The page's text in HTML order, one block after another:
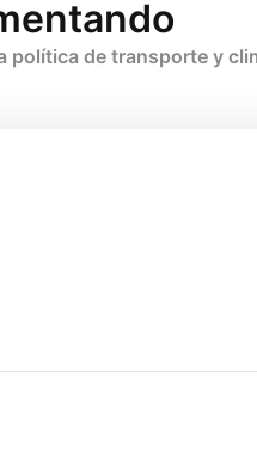
política de transporte y